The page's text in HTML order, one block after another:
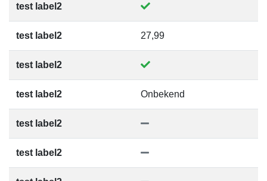
test label2
test label2 27,99
test label2
test label2 Onbekend
test label2
test label2